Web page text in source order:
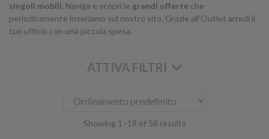
singoli mobili. Naviga e scopri le grandi offerte che
periodicamente inseriamo sul nostro sito. Grazie all’Outlet arredi il
tuo ufficio con una piccola spesa.
Showing 1–18 of 58 results
ATTIVA FILTRI